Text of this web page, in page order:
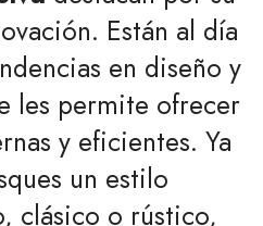
Están al día
en diseño y
les permite ofrecer
y eficientes. Ya
un estilo
clásico o rústico,